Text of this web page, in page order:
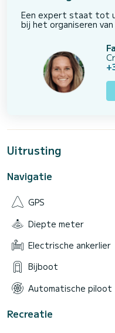
Een expert staat tot
bij het organiseren
Uitrusting
Navigatie
GPS
Diepte meter
Electrische ankerlier
Bijboot
Automatische piloot
Recreatie